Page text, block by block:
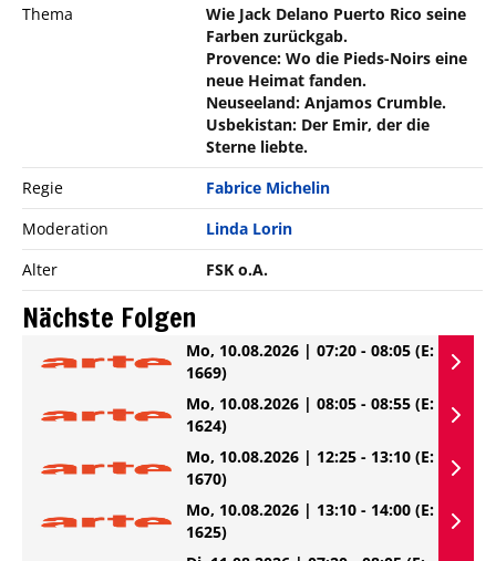
Thema
Wie Jack Delano Puerto Rico seine
Farben zurückgab.
Provence: Wo die Pieds-Noirs eine
neue Heimat fanden.
Neuseeland: Anjamos Crumble.
Usbekistan: Der Emir, der die
Sterne liebte.
Regie
Fabrice Michelin
Moderation
Linda Lorin
Alter
FSK o.A.
Nächste Folgen
Mo, 10.08.2026 | 07:20 - 08:05 (E:
1669)
Mo, 10.08.2026 | 08:05 - 08:55 (E:
1624)
Mo, 10.08.2026 | 12:25 - 13:10 (E:
1670)
Mo, 10.08.2026 | 13:10 - 14:00 (E:
1625)